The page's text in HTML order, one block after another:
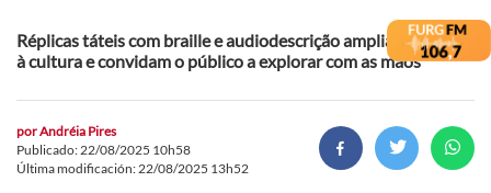
Réplicas táteis com braille e audiodescrição ampliam o acesso
à cultura e convidam o público a explorar com as mãos
porAndréia Pires
Publicado: 22/08/2025 10h58
Última modificación: 22/08/2025 13h52